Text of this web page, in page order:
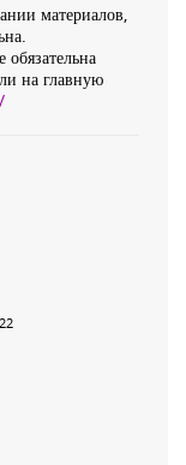
материалов,
на главную